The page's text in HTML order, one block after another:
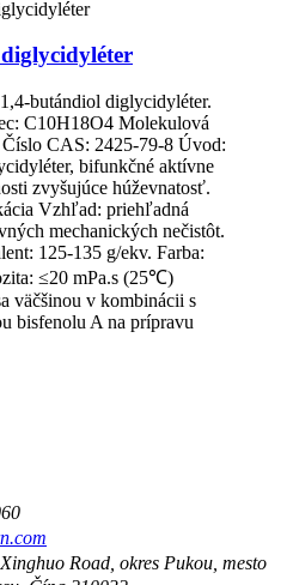
butándiol diglycidyléter.
C10H18O4 Molekulová
CAS: 2425-79-8 Úvod:
bifunkčné aktívne
zvyšujúce húževnatosť.
Vzhľad: priehľadná
mechanických nečistôt.
125-135 g/ekv. Farba:
≤20 mPa.s (25℃)
väčšinou v kombinácii s
bisfenolu A na prípravu
Road, okres Pukou, mesto